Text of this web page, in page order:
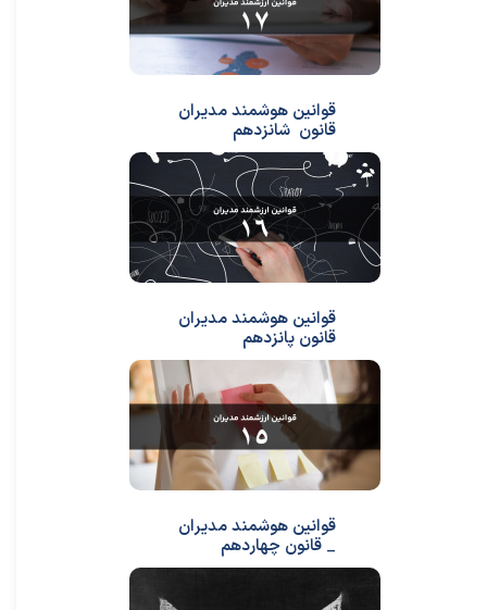
قوانین هوشمند مدیران
قانون شانزدهم
قوانین هوشمند مدیران
قانون پانزدهم
قوانین هوشمند مدیران
_ قانون چهاردهم